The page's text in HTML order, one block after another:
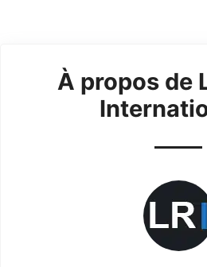
À propos de